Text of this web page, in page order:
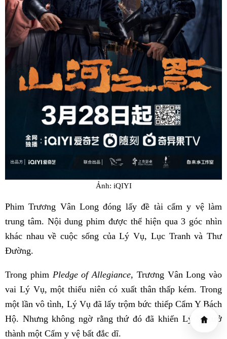
Ảnh: iQIYI
Phim Trương Vân Long đóng lấy đề tài cẩm y vệ làm
trung tâm. Nội dung phim được thể hiện qua 3 góc nhìn
khác nhau về cuộc sống của Lý Vụ, Lục Tranh và Thư
Đường.
Trong phim Pledge of Allegiance, Trương Vân Long vào
vai Lý Vụ, một thiếu niên có xuất thân thấp kém. Trong
một lần vô tình, Lý Vụ đã lấy trộm bức thiếp Cẩm Y Bách
Hộ. Nhưng không ngờ rằng thứ đó đã khiến Lý Vụ trở
thành một Cẩm y vệ bất đắc dĩ.